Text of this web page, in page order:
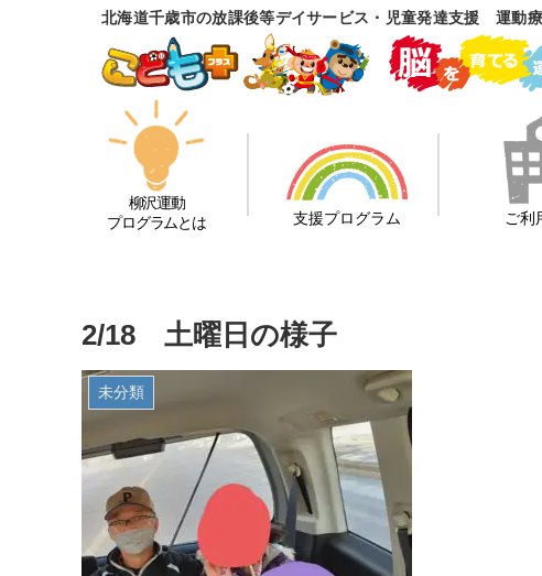
北海道千歳市の放課後等デイサービス・児童発達支援 運動
柳沢運動
プログラムとは
支援プログラム ご利
2/18 土曜日の様子
未分類